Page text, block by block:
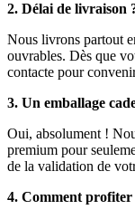
2. Délai de livraison
Nous livrons partout
ouvrables. Dès que
contacte pour
3. Un emballage
Oui, absolument !
premium pour
de la validation de
4. Comment profiter